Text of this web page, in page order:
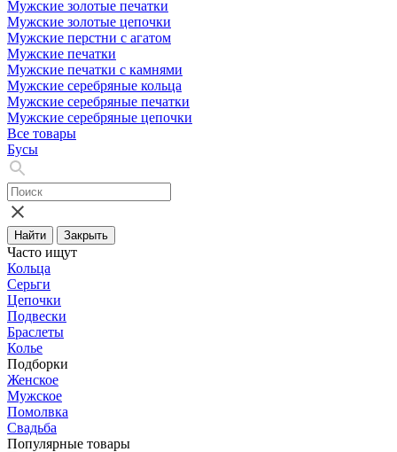
Мужские золотые печатки
Мужские золотые цепочки
Мужские перстни с агатом
Мужские печатки
Мужские печатки с камнями
Мужские серебряные кольца
Мужские серебряные печатки
Мужские серебряные цепочки
Все товары
Бусы
Найти Закрыть
Часто ищут
Кольца
Серьги
Цепочки
Подвески
Браслеты
Колье
Подборки
Женское
Мужское
Помолвка
Свадьба
Популярные товары